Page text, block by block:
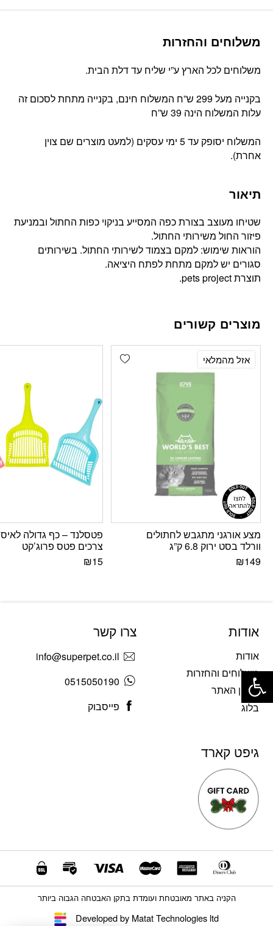
משלוחים והחזרות
משלוחים לכל הארץ ע”י שליח עד דלת הבית.
בקנייה מעל 299 ש”ח המשלוח חינם, בקנייה מתחת לסכום זה
עלות המשלוח הינה 39 ש”ח
המשלוח יסופק עד 5 ימי עסקים (למעט מוצרים שם צוין
אחרת).
תיאור
שטיחו מעוצב בצורת כפה המסייע בניקוי כפות החתול ובמניעת
פיזור החול משירותי החתול.
הוראות שימוש: למקם בצמוד לשירותי החתול. בשירותים
סגורים יש למקם מתחת לפתח היציאה.
תוצרת pets project.
מוצרים קשורים
Add wishlist אזל מהמלאי
מצע אורגני מתגבש לחתולים
וורלד בסט ירוק 6.8 ק”ג
₪149
פטסלנד – כף גדולה
צרכים פטס פרוג’קט
₪15
אודות
אודות
משלוחים והחזרות
תקנון האתר
בלוג
צרו קשר
info@superpet.co.il
0515050190
פייסבוק
גיפט קארד
Developed by Matat Technologies ltd
הקניה באתר מאובטחת ועומדת בתקן האבטחה הגבוה ביותר
פתח סרגל נגישות